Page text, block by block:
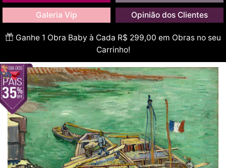
Galeria Vip Opinião dos Clientes
Ganhe 1 Obra Baby à Cada R$ 299,00 em Obras no seu
Carrinho!